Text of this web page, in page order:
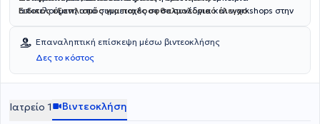
αποτελούμενη από συμμετοχές σε σε συνέδρια και workshops στην
εργασιών.Διαθέτει αξιόλογη ερευνητική εμπειρία αποτελούμενη
από συμμετοχές σε σε συνέδρια και workshops στην Ελλάδα και το
εξωτερικό και συγγραφή πολλών επιστημονικών εργασιών.
Ειδικός εξοπλισμός για παιδοοφθαλμολογικό έλεγχο
Επαναληπτική επίσκεψη μέσω βιντεοκλήσης
Δες το κόστος
Ιατρείο 1 Βιντεοκλήση